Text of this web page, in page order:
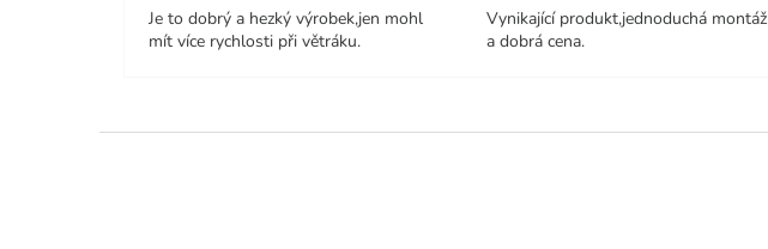
Je to dobrý a hezký výrobek,jen mohl
mít více rychlosti při větráku.
Vynikající produkt,jednoduchá montáž
a dobrá cena.